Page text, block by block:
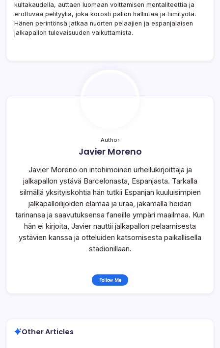
kultakaudella, auttaen luomaan voittamisen mentaliteettia ja
erottuvaa pelityyliä, joka korosti pallon hallintaa ja tiimityötä.
Hänen perintönsä jatkaa nuorten pelaajien ja espanjalaisen
jalkapallon tulevaisuuden vaikuttamista.
Author
Javier Moreno
Javier Moreno on intohimoinen urheilukirjoittaja ja
jalkapallon ystävä Barcelonasta, Espanjasta. Tarkalla
silmällä yksityiskohtia hän tutkii Espanjan kuuluisimpien
jalkapalloilijoiden elämää ja uraa, jakamalla heidän
tarinansa ja saavutuksensa faneille ympäri maailmaa. Kun
hän ei kirjoita, Javier nauttii jalkapallon pelaamisesta
ystävien kanssa ja otteluiden katsomisesta paikallisella
stadionillaan.
Follow Me
Other Articles